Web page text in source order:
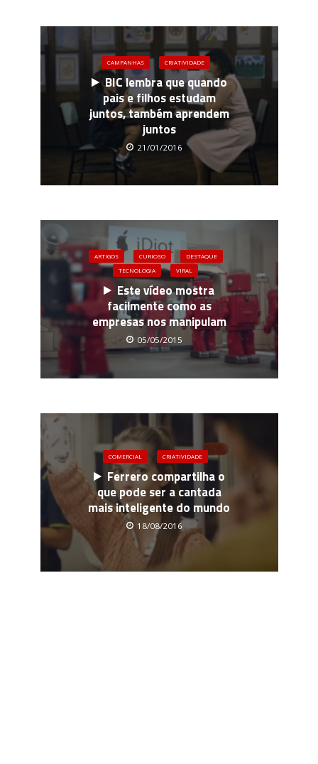
CAMPANHAS CRIATIVIDADE
BIC lembra que quando
pais e filhos estudam
juntos, também aprendem
juntos
21/01/2016
ARTIGOS CURIOSO
DESTAQUE
TECNOLOGIA
VIRAL
Este vídeo mostra
facilmente como as
empresas nos manipulam
05/05/2015
COMERCIAL CRIATIVIDADE
Ferrero compartilha o
que pode ser a cantada
mais inteligente do mundo
18/08/2016